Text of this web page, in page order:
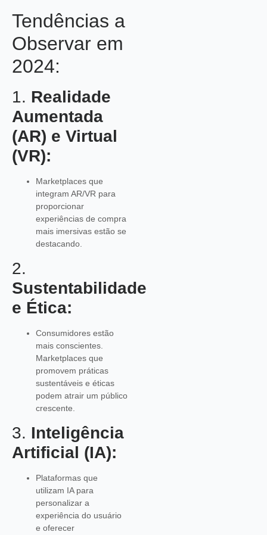
Tendências a
Observar em
2024:
1. Realidade
Aumentada
(AR) e Virtual
(VR):
Marketplaces que
integram AR/VR para
proporcionar
experiências de compra
mais imersivas estão se
destacando.
2.
Sustentabilidade
e Ética:
Consumidores estão
mais conscientes.
Marketplaces que
promovem práticas
sustentáveis e éticas
podem atrair um público
crescente.
3. Inteligência
Artificial (IA):
Plataformas que
utilizam IA para
personalizar a
experiência do usuário
e oferecer